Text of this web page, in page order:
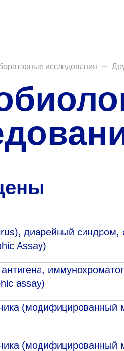
НЛМК
1
исследования
диарейный синдром,
Assay)
assay)
(модифицированный
(модифицированный